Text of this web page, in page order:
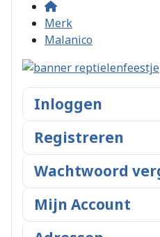
Merk
Malanico
Inloggen
Registreren
Wachtwoord
Mijn Account